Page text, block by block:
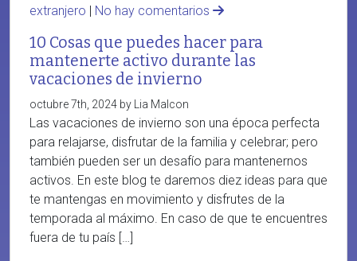
extranjero | No hay comentarios
10 Cosas que puedes hacer para
mantenerte activo durante las
vacaciones de invierno
octubre 7th, 2024 by Lia Malcon
Las vacaciones de invierno son una época perfecta
para relajarse, disfrutar de la familia y celebrar; pero
también pueden ser un desafío para mantenernos
activos. En este blog te daremos diez ideas para que
te mantengas en movimiento y disfrutes de la
temporada al máximo. En caso de que te encuentres
fuera de tu país […]